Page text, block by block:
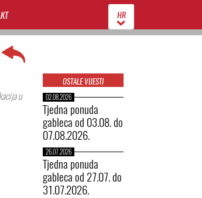
HR
u
OSTALE VIJESTI
02.08.2026
Tjedna ponuda
gableca od 03.08. do
07.08.2026.
26.07.2026
Tjedna ponuda
gableca od 27.07. do
31.07.2026.